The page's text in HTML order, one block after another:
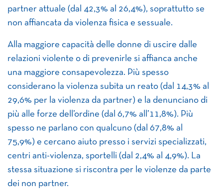
partner attuale (dal 42,3% al 26,4%), soprattutto se
non affiancata da violenza fisica e sessuale.
Alla maggiore capacità delle donne di uscire dalle
relazioni violente o di prevenirle si affianca anche
una maggiore consapevolezza. Più spesso
considerano la violenza subita un reato (dal 14,3% al
29,6% per la violenza da partner) e la denunciano di
più alle forze dell’ordine (dal 6,7% all’11,8%). Più
spesso ne parlano con qualcuno (dal 67,8% al
75,9%) e cercano aiuto presso i servizi specializzati,
centri anti-violenza, sportelli (dal 2,4% al 4,9%). La
stessa situazione si riscontra per le violenze da parte
dei non partner.